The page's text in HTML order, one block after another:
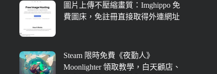
圖片上傳不壓縮畫質：Imghippo 免
費圖床，免註冊直接取得外連網址
Steam 限時免費《夜勤人》
Moonlighter 領取教學，白天顧店、